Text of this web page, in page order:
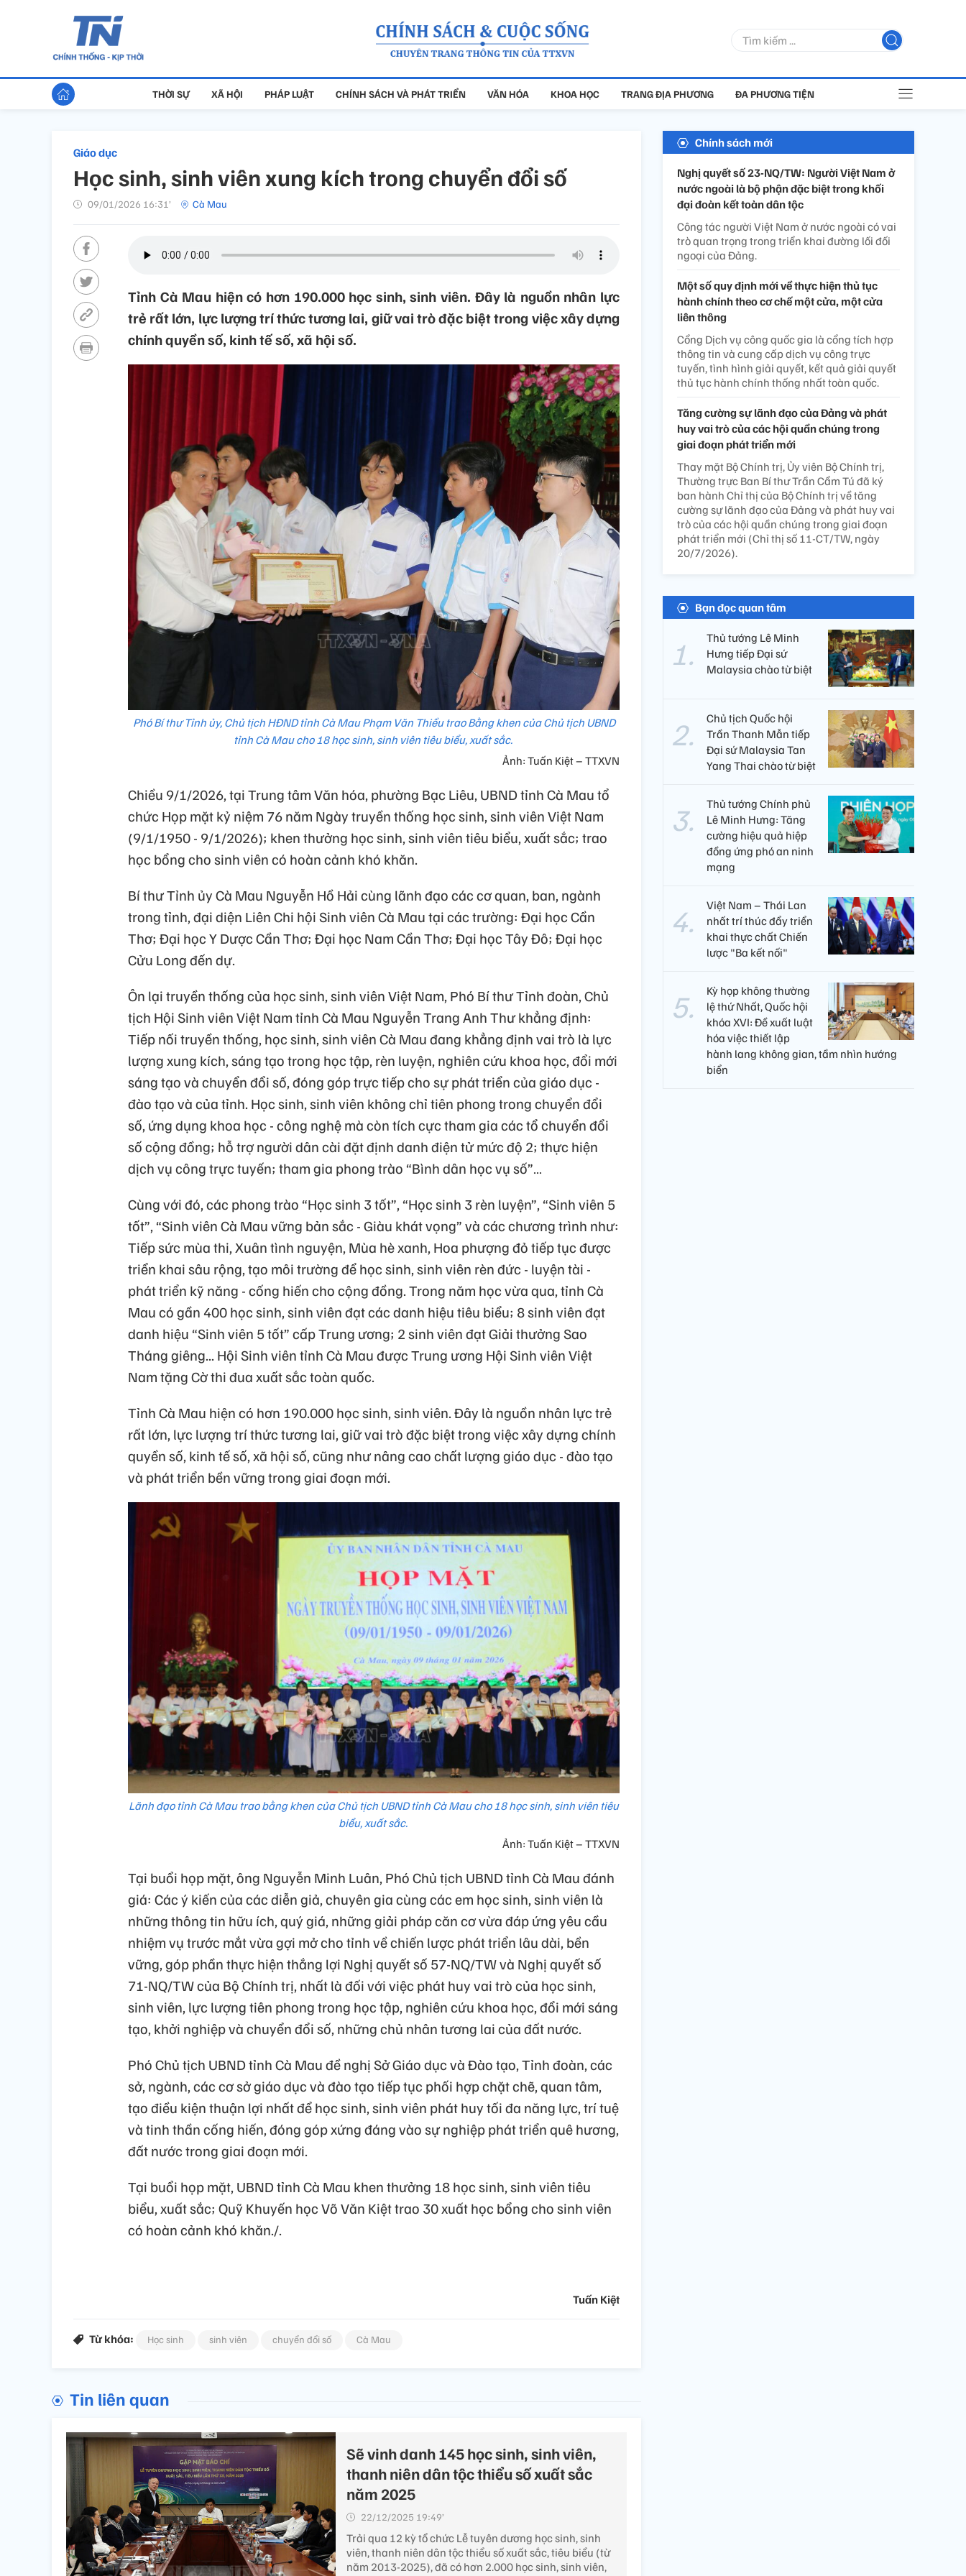
THỜI SỰ XÃ HỘI PHÁP LUẬT CHÍNH SÁCH VÀ PHÁT TRIỂN VĂN HÓA KHOA HỌC TRANG ĐỊA PHƯƠNG ĐA PHƯƠNG TIỆN
Giáo dục
Học sinh, sinh viên xung kích trong chuyển đổi số
09/01/2026 16:31’ Cà Mau
Tỉnh Cà Mau hiện có hơn 190.000 học sinh, sinh viên. Đây là nguồn nhân lực
trẻ rất lớn, lực lượng trí thức tương lai, giữ vai trò đặc biệt trong việc xây dựng
chính quyền số, kinh tế số, xã hội số.
Phó Bí thư Tỉnh ủy, Chủ tịch HĐND tỉnh Cà Mau Phạm Văn Thiều trao Bằng khen của Chủ tịch UBND
tỉnh Cà Mau cho 18 học sinh, sinh viên tiêu biểu, xuất sắc.
Ảnh: Tuấn Kiệt – TTXVN
Chiều 9/1/2026, tại Trung tâm Văn hóa, phường Bạc Liêu, UBND tỉnh Cà Mau tổ
chức Họp mặt kỷ niệm 76 năm Ngày truyền thống học sinh, sinh viên Việt Nam
(9/1/1950 - 9/1/2026); khen thưởng học sinh, sinh viên tiêu biểu, xuất sắc; trao
học bổng cho sinh viên có hoàn cảnh khó khăn.
Bí thư Tỉnh ủy Cà Mau Nguyễn Hồ Hải cùng lãnh đạo các cơ quan, ban, ngành
trong tỉnh, đại diện Liên Chi hội Sinh viên Cà Mau tại các trường: Đại học Cần
Thơ; Đại học Y Dược Cần Thơ; Đại học Nam Cần Thơ; Đại học Tây Đô; Đại học
Cửu Long đến dự.
Ôn lại truyền thống của học sinh, sinh viên Việt Nam, Phó Bí thư Tỉnh đoàn, Chủ
tịch Hội Sinh viên Việt Nam tỉnh Cà Mau Nguyễn Trang Anh Thư khẳng định:
Tiếp nối truyền thống, học sinh, sinh viên Cà Mau đang khẳng định vai trò là lực
lượng xung kích, sáng tạo trong học tập, rèn luyện, nghiên cứu khoa học, đổi mới
sáng tạo và chuyển đổi số, đóng góp trực tiếp cho sự phát triển của giáo dục -
đào tạo và của tỉnh. Học sinh, sinh viên không chỉ tiên phong trong chuyển đổi
số, ứng dụng khoa học - công nghệ mà còn tích cực tham gia các tổ chuyển đổi
số cộng đồng; hỗ trợ người dân cài đặt định danh điện tử mức độ 2; thực hiện
dịch vụ công trực tuyến; tham gia phong trào “Bình dân học vụ số”…
Cùng với đó, các phong trào “Học sinh 3 tốt”, “Học sinh 3 rèn luyện”, “Sinh viên 5
tốt”, “Sinh viên Cà Mau vững bản sắc - Giàu khát vọng” và các chương trình như:
Tiếp sức mùa thi, Xuân tình nguyện, Mùa hè xanh, Hoa phượng đỏ tiếp tục được
triển khai sâu rộng, tạo môi trường để học sinh, sinh viên rèn đức - luyện tài -
phát triển kỹ năng - cống hiến cho cộng đồng. Trong năm học vừa qua, tỉnh Cà
Mau có gần 400 học sinh, sinh viên đạt các danh hiệu tiêu biểu; 8 sinh viên đạt
danh hiệu “Sinh viên 5 tốt” cấp Trung ương; 2 sinh viên đạt Giải thưởng Sao
Tháng giêng... Hội Sinh viên tỉnh Cà Mau được Trung ương Hội Sinh viên Việt
Nam tặng Cờ thi đua xuất sắc toàn quốc.
Tỉnh Cà Mau hiện có hơn 190.000 học sinh, sinh viên. Đây là nguồn nhân lực trẻ
rất lớn, lực lượng trí thức tương lai, giữ vai trò đặc biệt trong việc xây dựng chính
quyền số, kinh tế số, xã hội số, cũng như nâng cao chất lượng giáo dục - đào tạo
và phát triển bền vững trong giai đoạn mới.
Lãnh đạo tỉnh Cà Mau trao bằng khen của Chủ tịch UBND tỉnh Cà Mau cho 18 học sinh, sinh viên tiêu
biểu, xuất sắc.
Ảnh: Tuấn Kiệt – TTXVN
Tại buổi họp mặt, ông Nguyễn Minh Luân, Phó Chủ tịch UBND tỉnh Cà Mau đánh
giá: Các ý kiến của các diễn giả, chuyên gia cùng các em học sinh, sinh viên là
những thông tin hữu ích, quý giá, những giải pháp căn cơ vừa đáp ứng yêu cầu
nhiệm vụ trước mắt vừa gợi mở cho tỉnh về chiến lược phát triển lâu dài, bền
vững, góp phần thực hiện thắng lợi Nghị quyết số 57-NQ/TW và Nghị quyết số
71-NQ/TW của Bộ Chính trị, nhất là đối với việc phát huy vai trò của học sinh,
sinh viên, lực lượng tiên phong trong học tập, nghiên cứu khoa học, đổi mới sáng
tạo, khởi nghiệp và chuyển đổi số, những chủ nhân tương lai của đất nước.
Phó Chủ tịch UBND tỉnh Cà Mau đề nghị Sở Giáo dục và Đào tạo, Tỉnh đoàn, các
sở, ngành, các cơ sở giáo dục và đào tạo tiếp tục phối hợp chặt chẽ, quan tâm,
tạo điều kiện thuận lợi nhất để học sinh, sinh viên phát huy tối đa năng lực, trí tuệ
và tinh thần cống hiến, đóng góp xứng đáng vào sự nghiệp phát triển quê hương,
đất nước trong giai đoạn mới.
Tại buổi họp mặt, UBND tỉnh Cà Mau khen thưởng 18 học sinh, sinh viên tiêu
biểu, xuất sắc; Quỹ Khuyến học Võ Văn Kiệt trao 30 xuất học bổng cho sinh viên
có hoàn cảnh khó khăn./.
Tuấn Kiệt
Từ khóa: Học sinh sinh viên chuyển đổi số Cà Mau
Tin liên quan
Sẽ vinh danh 145 học sinh, sinh viên,
thanh niên dân tộc thiểu số xuất sắc
năm 2025
22/12/2025 19:49’
Trải qua 12 kỳ tổ chức Lễ tuyên dương học sinh, sinh
viên, thanh niên dân tộc thiểu số xuất sắc, tiêu biểu (từ
năm 2013-2025), đã có hơn 2.000 học sinh, sinh viên,
Chính sách mới
Nghị quyết số 23-NQ/TW: Người Việt Nam ở
nước ngoài là bộ phận đặc biệt trong khối
đại đoàn kết toàn dân tộc
Công tác người Việt Nam ở nước ngoài có vai
trò quan trọng trong triển khai đường lối đối
ngoại của Đảng.
Một số quy định mới về thực hiện thủ tục
hành chính theo cơ chế một cửa, một cửa
liên thông
Cổng Dịch vụ công quốc gia là cổng tích hợp
thông tin và cung cấp dịch vụ công trực
tuyến, tình hình giải quyết, kết quả giải quyết
thủ tục hành chính thống nhất toàn quốc.
Tăng cường sự lãnh đạo của Đảng và phát
huy vai trò của các hội quần chúng trong
giai đoạn phát triển mới
Thay mặt Bộ Chính trị, Ủy viên Bộ Chính trị,
Thường trực Ban Bí thư Trần Cẩm Tú đã ký
ban hành Chỉ thị của Bộ Chính trị về tăng
cường sự lãnh đạo của Đảng và phát huy vai
trò của các hội quần chúng trong giai đoạn
phát triển mới (Chỉ thị số 11-CT/TW, ngày
20/7/2026).
Bạn đọc quan tâm
Thủ tướng Lê Minh
Hưng tiếp Đại sứ
Malaysia chào từ biệt
Chủ tịch Quốc hội
Trần Thanh Mẫn tiếp
Đại sứ Malaysia Tan
Yang Thai chào từ biệt
Thủ tướng Chính phủ
Lê Minh Hưng: Tăng
cường hiệu quả hiệp
đồng ứng phó an ninh
mạng
Việt Nam – Thái Lan
nhất trí thúc đẩy triển
khai thực chất Chiến
lược "Ba kết nối"
Kỳ họp không thường
lệ thứ Nhất, Quốc hội
khóa XVI: Đề xuất luật
hóa việc thiết lập
hành lang không gian, tầm nhìn hướng
biển